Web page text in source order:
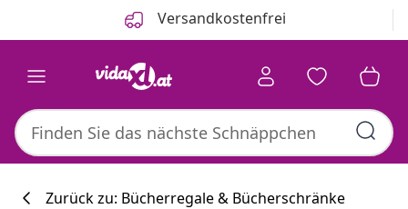
Versandkostenfrei
Zurück zu: Bücherregale & Bücherschränke